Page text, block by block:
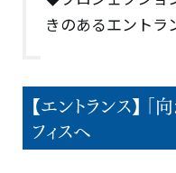
きのあるエントラ
【エントランス】 「
フィスへ